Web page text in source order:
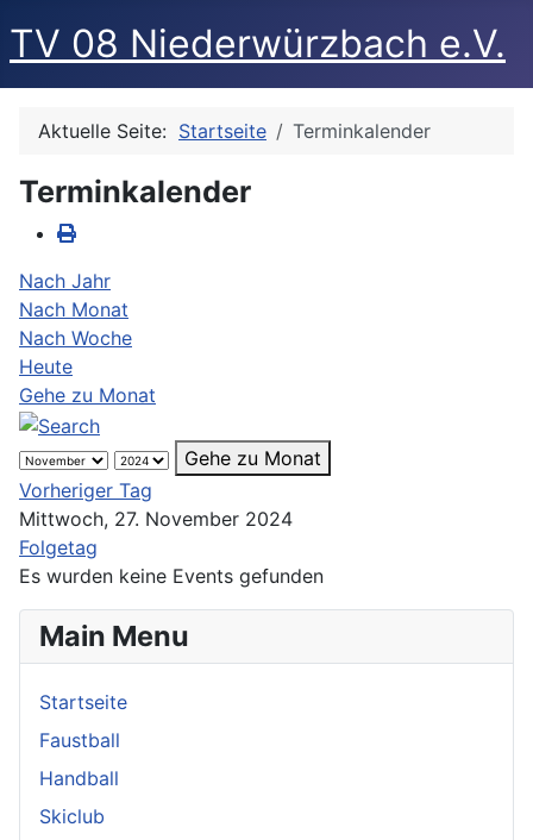
TV 08 Niederwürzbach e.V.
Aktuelle Seite: Startseite Terminkalender
Terminkalender
Nach Jahr
Nach Monat
Nach Woche
Heute
Gehe zu Monat
Gehe zu Monat
Vorheriger Tag
Mittwoch, 27. November 2024
Folgetag
Es wurden keine Events gefunden
Main Menu
Startseite
Faustball
Handball
Skiclub